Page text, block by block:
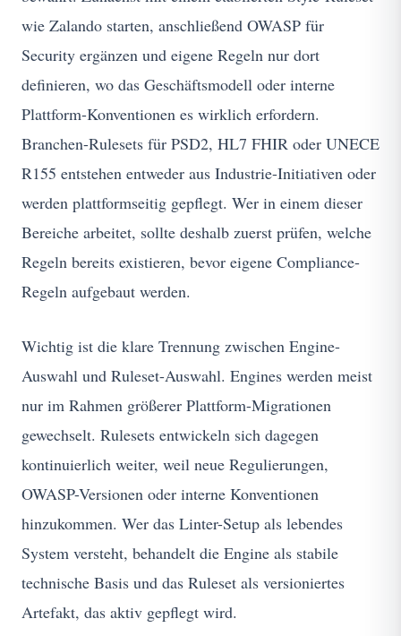
wie Zalando starten, anschließend OWASP für
Security ergänzen und eigene Regeln nur dort
definieren, wo das Geschäftsmodell oder interne
Plattform-Konventionen es wirklich erfordern.
Branchen-Rulesets für PSD2, HL7 FHIR oder UNECE
R155 entstehen entweder aus Industrie-Initiativen oder
werden plattformseitig gepflegt. Wer in einem dieser
Bereiche arbeitet, sollte deshalb zuerst prüfen, welche
Regeln bereits existieren, bevor eigene Compliance-
Regeln aufgebaut werden.
Wichtig ist die klare Trennung zwischen Engine-
Auswahl und Ruleset-Auswahl. Engines werden meist
nur im Rahmen größerer Plattform-Migrationen
gewechselt. Rulesets entwickeln sich dagegen
kontinuierlich weiter, weil neue Regulierungen,
OWASP-Versionen oder interne Konventionen
hinzukommen. Wer das Linter-Setup als lebendes
System versteht, behandelt die Engine als stabile
technische Basis und das Ruleset als versioniertes
Artefakt, das aktiv gepflegt wird.